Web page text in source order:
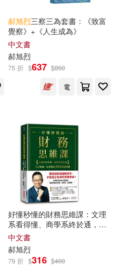
郝旭烈三察三為套書：《致富
覺察》+《人生成為》
中文書
郝旭烈
75 折 $637 $850
電
好懂秒懂的財務思維課：文理
系看得懂、商學系終於通，生
存賺錢一定要懂的24堂財務基
礎
中文書
郝旭烈
79 折 $316 $400